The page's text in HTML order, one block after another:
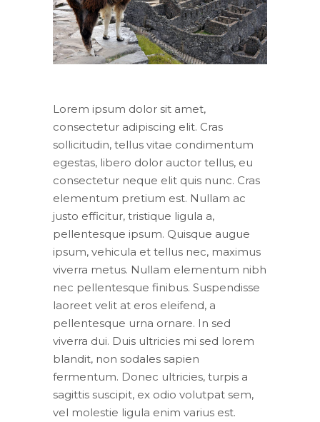
Lorem ipsum dolor sit amet,
consectetur adipiscing elit. Cras
sollicitudin, tellus vitae condimentum
egestas, libero dolor auctor tellus, eu
consectetur neque elit quis nunc. Cras
elementum pretium est. Nullam ac
justo efficitur, tristique ligula a,
pellentesque ipsum. Quisque augue
ipsum, vehicula et tellus nec, maximus
viverra metus. Nullam elementum nibh
nec pellentesque finibus. Suspendisse
laoreet velit at eros eleifend, a
pellentesque urna ornare. In sed
viverra dui. Duis ultricies mi sed lorem
blandit, non sodales sapien
fermentum. Donec ultricies, turpis a
sagittis suscipit, ex odio volutpat sem,
vel molestie ligula enim varius est.